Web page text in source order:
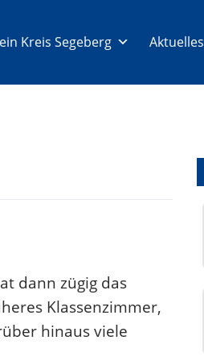
Kreis Segeberg Aktuelles
dann zügig das
Klassenzimmer,
hinaus viele